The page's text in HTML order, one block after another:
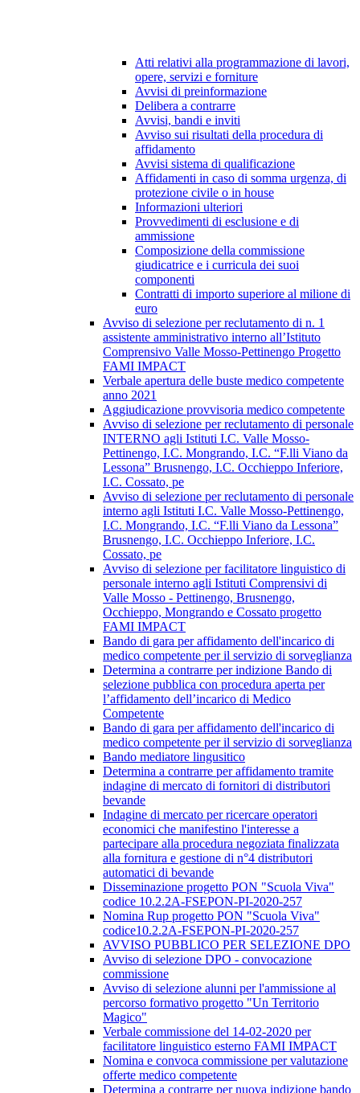
Atti relativi alla programmazione di lavori,
opere, servizi e forniture
Avvisi di preinformazione
Delibera a contrarre
Avvisi, bandi e inviti
Avviso sui risultati della procedura di
affidamento
Avvisi sistema di qualificazione
Affidamenti in caso di somma urgenza, di
protezione civile o in house
Informazioni ulteriori
Provvedimenti di esclusione e di
ammissione
Composizione della commissione
giudicatrice e i curricula dei suoi
componenti
Contratti di importo superiore al milione di
euro
Avviso di selezione per reclutamento di n. 1
assistente amministrativo interno all’Istituto
Comprensivo Valle Mosso-Pettinengo Progetto
FAMI IMPACT
Verbale apertura delle buste medico competente
anno 2021
Aggiudicazione provvisoria medico competente
Avviso di selezione per reclutamento di personale
INTERNO agli Istituti I.C. Valle Mosso-
Pettinengo, I.C. Mongrando, I.C. “F.lli Viano da
Lessona” Brusnengo, I.C. Occhieppo Inferiore,
I.C. Cossato, pe
Avviso di selezione per reclutamento di personale
interno agli Istituti I.C. Valle Mosso-Pettinengo,
I.C. Mongrando, I.C. “F.lli Viano da Lessona”
Brusnengo, I.C. Occhieppo Inferiore, I.C.
Cossato, pe
Avviso di selezione per facilitatore linguistico di
personale interno agli Istituti Comprensivi di
Valle Mosso - Pettinengo, Brusnengo,
Occhieppo, Mongrando e Cossato progetto
FAMI IMPACT
Bando di gara per affidamento dell'incarico di
medico competente per il servizio di sorveglianza
Determina a contrarre per indizione Bando di
selezione pubblica con procedura aperta per
l’affidamento dell’incarico di Medico
Competente
Bando di gara per affidamento dell'incarico di
medico competente per il servizio di sorveglianza
Bando mediatore lingusitico
Determina a contrarre per affidamento tramite
indagine di mercato di fornitori di distributori
bevande
Indagine di mercato per ricercare operatori
economici che manifestino l'interesse a
partecipare alla procedura negoziata finalizzata
alla fornitura e gestione di n°4 distributori
automatici di bevande
Disseminazione progetto PON "Scuola Viva"
codice 10.2.2A-FSEPON-PI-2020-257
Nomina Rup progetto PON "Scuola Viva"
codice10.2.2A-FSEPON-PI-2020-257
AVVISO PUBBLICO PER SELEZIONE DPO
Avviso di selezione DPO - convocazione
commissione
Avviso di selezione alunni per l'ammissione al
percorso formativo progetto "Un Territorio
Magico"
Verbale commissione del 14-02-2020 per
facilitatore linguistico esterno FAMI IMPACT
Nomina e convoca commissione per valutazione
offerte medico competente
Determina a contrarre per nuova indizione bando